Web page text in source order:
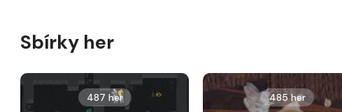
Sbírky her
487 her 485 her